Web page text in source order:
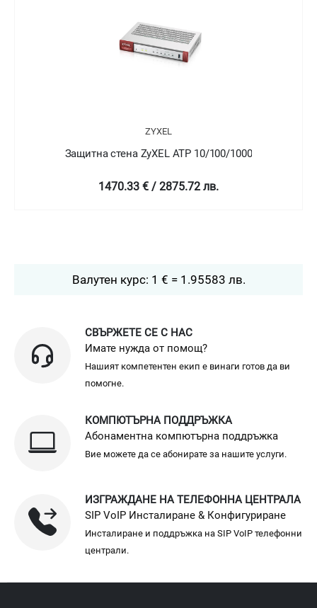
ZYXEL
Защитна стена ZyXEL ATP 10/100/1000
1470.33 € / 2875.72 лв.
Валутен курс: 1 € = 1.95583 лв.
СВЪРЖЕТЕ СЕ С НАС
Имате нужда от помощ?
Нашият компетентен екип е винаги готов да ви
помогне.
КОМПЮТЪРНА ПОДДРЪЖКА
Абонаментна компютърна поддръжка
Вие можете да се абонирате за нашите услуги.
ИЗГРАЖДАНЕ НА ТЕЛЕФОННА ЦЕНТРАЛА
SIP VoIP Инсталиране & Конфигуриране
Инсталиране и поддръжка на SIP VoIP телефонни
централи.